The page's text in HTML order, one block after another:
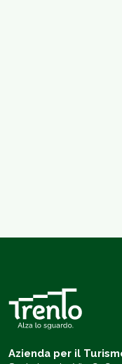
Azienda per il